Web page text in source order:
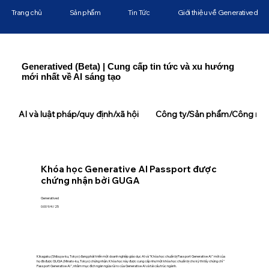
Generatived (Beta) | Cung cấp tin tức và xu hướng
mới nhất về AI sáng tạo
Khóa học Generative AI Passport được
chứng nhận bởi GUGA
Generatived
0:00 9/4/25
Kikagaku (Shibuya-ku, Tokyo) đang phát triển một doanh nghiệp giáo dục AI và "Khóa học chuẩn bị Passport Generative AI " mới của
họ đã được GUGA (Minato-ku, Tokyo) chứng nhận. Khóa học này được cung cấp như một khóa học chuẩn bị cho kỳ thi lấy chứng chỉ "
Passport Generative AI ", nhằm mục đích ngăn ngừa rủi ro của Generative AI và tái cấu trúc ngành.
Trang chủ Sản phẩm Tin Tức Giới thiệu về Generatived
AI và luật pháp/quy định/xã hội Công ty/Sản phẩm/Công